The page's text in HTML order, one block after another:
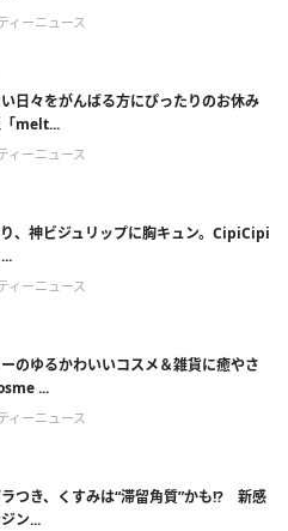
ィーニュース
日々をがんばる方にぴったりのお休み
「melt...
ィーニュース
、神ビジュリップに胸キュン。CipiCipi
ィーニュース
のゆるかわいいコスメ＆雑貨に癒やさ
...
ィーニュース
つき、くすみは“滞留角質”かも!? 新感
ン...